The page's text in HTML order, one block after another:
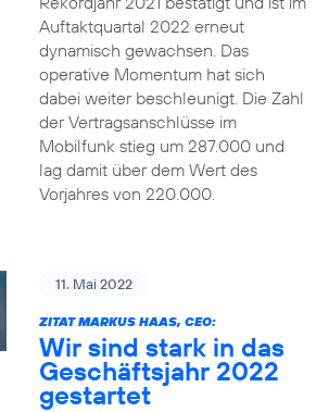
Auftaktquartal 2022 erneut
dynamisch gewachsen. Das
operative Momentum hat sich
dabei weiter beschleunigt. Die Zahl
der Vertragsanschlüsse im
Mobilfunk stieg um 287.000 und
lag damit über dem Wert des
Vorjahres von 220.000.
11. Mai 2022
ZITAT MARKUS HAAS, CEO:
Wir sind stark in das
Geschäftsjahr 2022
gestartet